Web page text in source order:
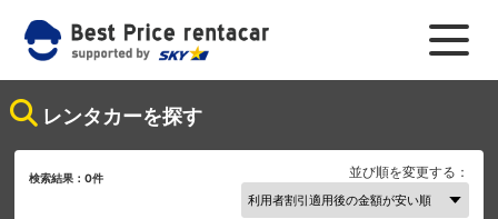
レンタカーを探す
検索結果：0件 並び順を変更する：